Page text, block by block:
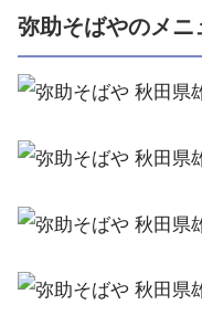
弥助そばやのメニ